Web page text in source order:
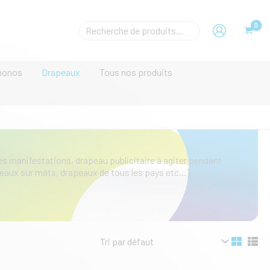
Rechecher
un
Drapeaux
Tous nos produits
manifestations, drapeau publicitaire à agiter pendant
sur mâts, drapeaux de tous les pays etc…)